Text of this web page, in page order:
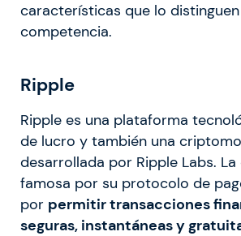
características que lo
competencia.
Ripple
Ripple es una plataforma
de lucro y también una
desarrollada por Ripple Labs.
famosa por su protocolo de
por permitir transacciones
seguras, instantáneas y